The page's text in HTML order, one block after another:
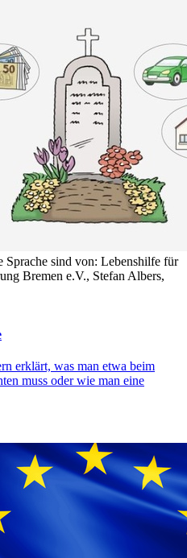
sind von: Lebenshilfe für
Bremen e.V., Stefan Albers,
erklärt, was man etwa beim
muss oder wie man eine